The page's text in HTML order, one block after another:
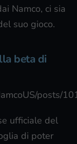
Namco, ci sia
suo gioco.
beta di
posts/
ufficiale del
di poter